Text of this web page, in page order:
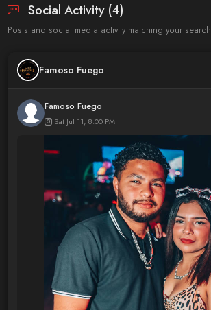
Social Activity (4)
Posts and social media activity matching your search
Famoso Fuego
Famoso Fuego
Sat Jul 11, 8:00 PM